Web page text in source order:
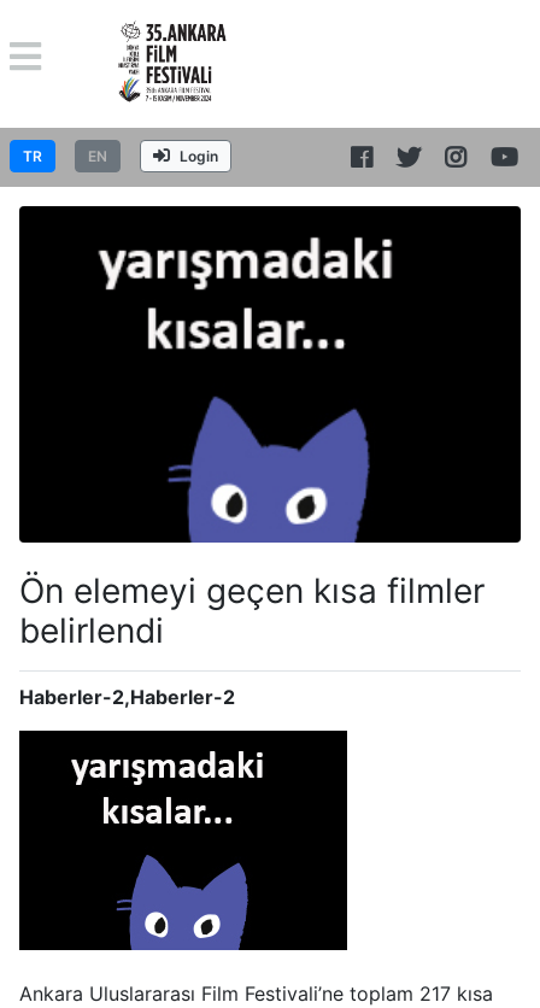
TR EN Login
Ön elemeyi geçen kısa filmler
belirlendi
Haberler-2,Haberler-2
Ankara Uluslararası Film Festivali’ne toplam 217 kısa